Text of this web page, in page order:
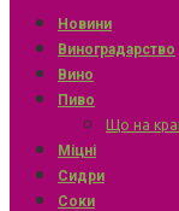
Новини
Виноградарство
Вино
Пиво
Що на
Міцні
Сидри
Соки